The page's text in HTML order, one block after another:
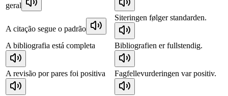
geral
A citação segue o padrão
Siteringen følger standarden.
A bibliografia está completa Bibliografien er fullstendig.
A revisão por pares foi positiva Fagfellevurderingen var positiv.